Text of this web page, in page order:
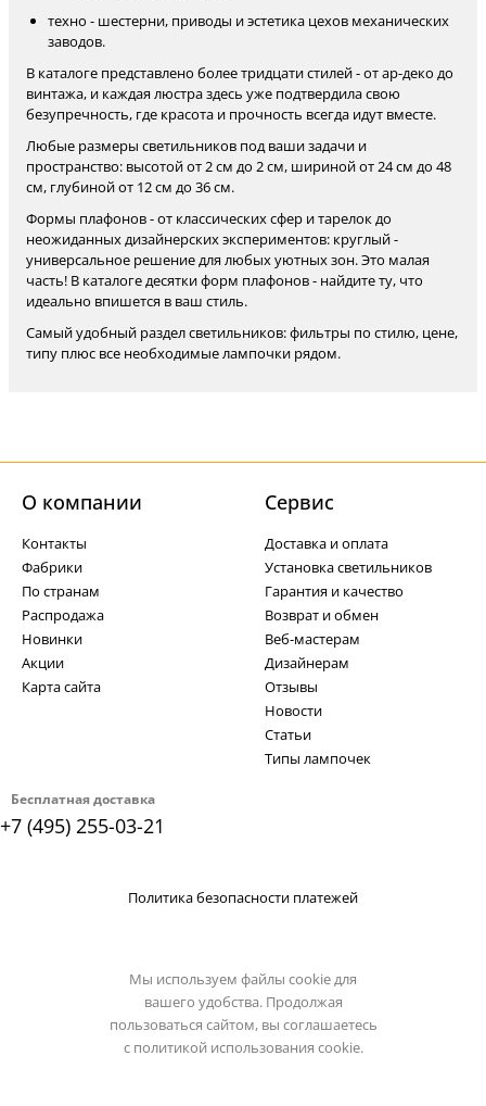
техно - шестерни, приводы и эстетика цехов механических
заводов.
В каталоге представлено более тридцати стилей - от ар-деко до
винтажа, и каждая люстра здесь уже подтвердила свою
безупречность, где красота и прочность всегда идут вместе.
Любые размеры светильников под ваши задачи и
пространство: высотой от 2 см до 2 см, шириной от 24 см до 48
см, глубиной от 12 см до 36 см.
Формы плафонов - от классических сфер и тарелок до
неожиданных дизайнерских экспериментов: круглый -
универсальное решение для любых уютных зон. Это малая
часть! В каталоге десятки форм плафонов - найдите ту, что
идеально впишется в ваш стиль.
Самый удобный раздел светильников: фильтры по стилю, цене,
типу плюс все необходимые лампочки рядом.
Бесплатная доставка
+7 (495) 255-03-21
О компании
Контакты
Фабрики
По странам
Распродажа
Новинки
Акции
Карта сайта
Cервис
Доставка и оплата
Установка светильников
Гарантия и качество
Возврат и обмен
Веб-мастерам
Дизайнерам
Отзывы
Новости
Статьи
Типы лампочек
Политика безопасности платежей
Мы используем файлы cookie для
вашего удобства. Продолжая
пользоваться сайтом, вы соглашаетесь
с политикой использования cookie.